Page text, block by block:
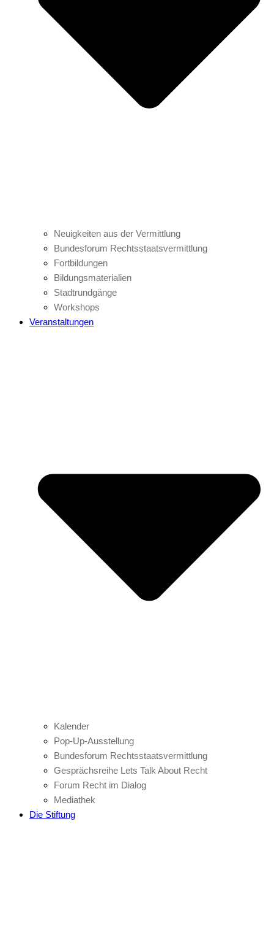
Neuigkeiten aus der Vermittlung
Bundesforum Rechtsstaatsvermittlung
Fortbildungen
Bildungsmaterialien
Stadtrundgänge
Workshops
Veranstaltungen
Kalender
Pop-Up-Ausstellung
Bundesforum Rechtsstaatsvermittlung
Gesprächsreihe Lets Talk About Recht
Forum Recht im Dialog
Mediathek
Die Stiftung